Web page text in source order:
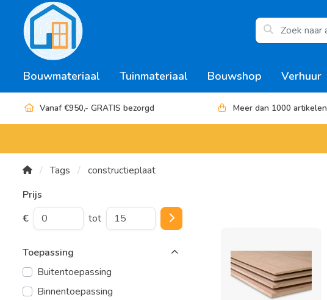
Bouwmateriaal Tuinmateriaal Bouwshop Verhuur
Vanaf €950,- GRATIS bezorgd Meer dan 1000 artikelen
Tags
constructieplaat
Prijs
€
tot
Toepassing
Buitentoepassing
Binnentoepassing